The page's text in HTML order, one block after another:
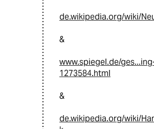
de.wikipedia.org/wiki/
&
www.spiegel.de/
1273584.html
&
de.wikipedia.org/wiki/